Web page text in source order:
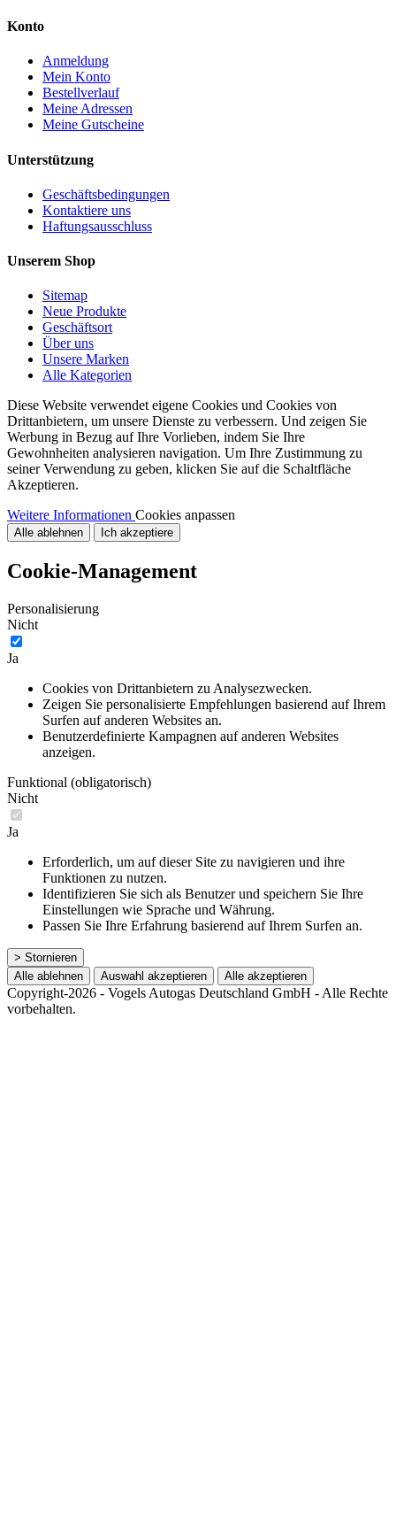
Konto
Anmeldung
Mein Konto
Bestellverlauf
Meine Adressen
Meine Gutscheine
Unterstützung
Geschäftsbedingungen
Kontaktiere uns
Haftungsausschluss
Unserem Shop
Sitemap
Neue Produkte
Geschäftsort
Über uns
Unsere Marken
Alle Kategorien
Diese Website verwendet eigene Cookies und Cookies von
Drittanbietern, um unsere Dienste zu verbessern. Und zeigen Sie
Werbung in Bezug auf Ihre Vorlieben, indem Sie Ihre
Gewohnheiten analysieren navigation. Um Ihre Zustimmung zu
seiner Verwendung zu geben, klicken Sie auf die Schaltfläche
Akzeptieren.
Weitere Informationen Cookies anpassen
Alle ablehnen Ich akzeptiere
Cookie-Management
Personalisierung
Nicht
Ja
Cookies von Drittanbietern zu Analysezwecken.
Zeigen Sie personalisierte Empfehlungen basierend auf Ihrem
Surfen auf anderen Websites an.
Benutzerdefinierte Kampagnen auf anderen Websites
anzeigen.
Funktional (obligatorisch)
Nicht
Ja
Erforderlich, um auf dieser Site zu navigieren und ihre
Funktionen zu nutzen.
Identifizieren Sie sich als Benutzer und speichern Sie Ihre
Einstellungen wie Sprache und Währung.
Passen Sie Ihre Erfahrung basierend auf Ihrem Surfen an.
> Stornieren
Alle ablehnen
Auswahl akzeptieren Alle akzeptieren
Copyright-2026 - Vogels Autogas Deutschland GmbH - Alle Rechte
vorbehalten.